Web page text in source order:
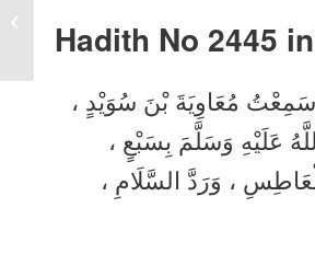
Hadith No 2445 in
سَمِعْتُ مُعَاوِيَةَ بْنَ سُوَيْدٍ ،
عَلَيْهِ وَسَلَّمَ بِسَبْعٍ ،
، وَرَدَّ السَّلَامِ ،
English